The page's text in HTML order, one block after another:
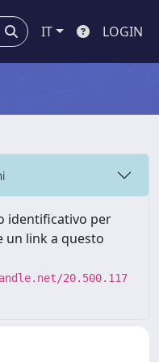
IT LOGIN
identificativo per
un link a questo
20.500.117